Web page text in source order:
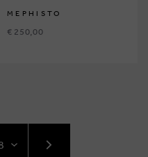
MEPHISTO
€ 250,00
VOLGENDE